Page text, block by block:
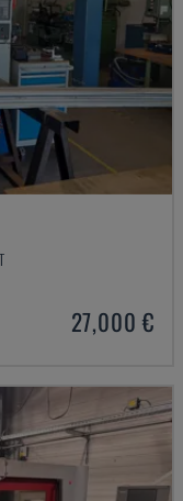
27,000 €